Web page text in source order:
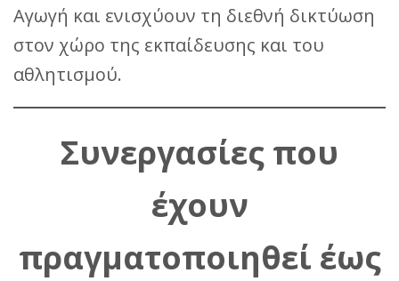
Αγωγή και ενισχύουν τη διεθνή δικτύωση
στον χώρο της εκπαίδευσης και του
αθλητισμού.
Συνεργασίες που
έχουν
πραγματοποιηθεί έως